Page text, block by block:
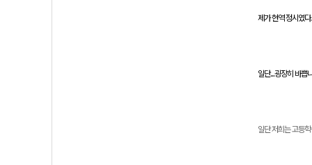
제가 현역 정시였
일단...굉장히 바쁩
일단 저희는 고등